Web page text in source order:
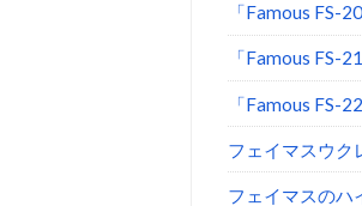
「Famous FS-
「Famous FS-
「Famous FS-
フェイマスウク
フェイマスのハ